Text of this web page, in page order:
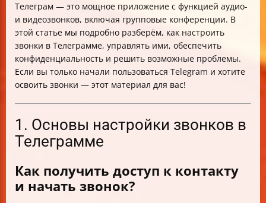
Телеграмме
Итог
Телеграм — это мощное приложение с функцией аудио-
и видеозвонков, включая групповые конференции. В
этой статье мы подробно разберём, как настроить
звонки в Телеграмме, управлять ими, обеспечить
конфиденциальность и решить возможные проблемы.
Если вы только начали пользоваться Telegram и хотите
освоить звонки — этот материал для вас!
1. Основы настройки звонков в
Телеграмме
Как получить доступ к контакту
и начать звонок?